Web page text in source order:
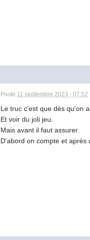
Posté 11 septembre 2023 - 07:52
Le truc c'est que dès qu'on
Et voir du joli jeu.
Mais avant il faut assurer.
D'abord on compte et après